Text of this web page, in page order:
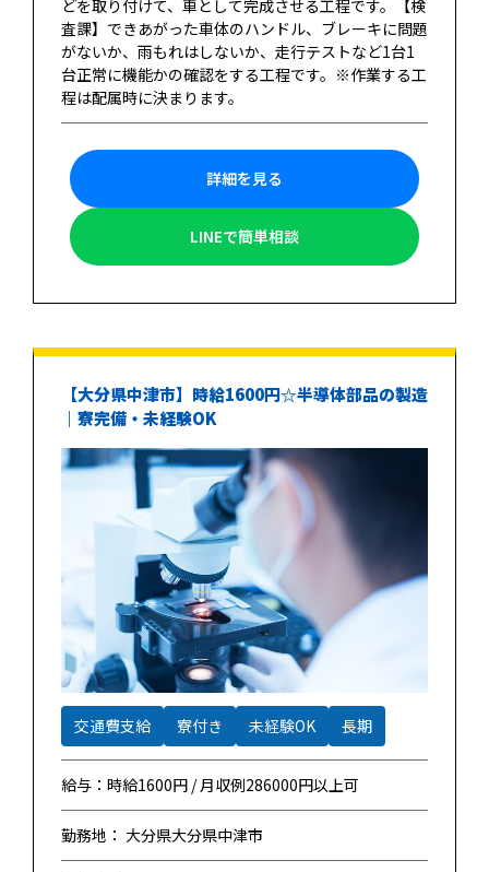
どを取り付けて、車として完成させる工程です。【検
査課】できあがった車体のハンドル、ブレーキに問題
がないか、雨もれはしないか、走行テストなど1台1
台正常に機能かの確認をする工程です。※作業する工
程は配属時に決まります。
詳細を見る
LINEで簡単相談
【大分県中津市】時給1600円☆半導体部品の製造
｜寮完備・未経験OK
交通費支給 寮付き 未経験OK 長期
給与：時給1600円 / 月収例286000円以上可
勤務地： 大分県大分県中津市